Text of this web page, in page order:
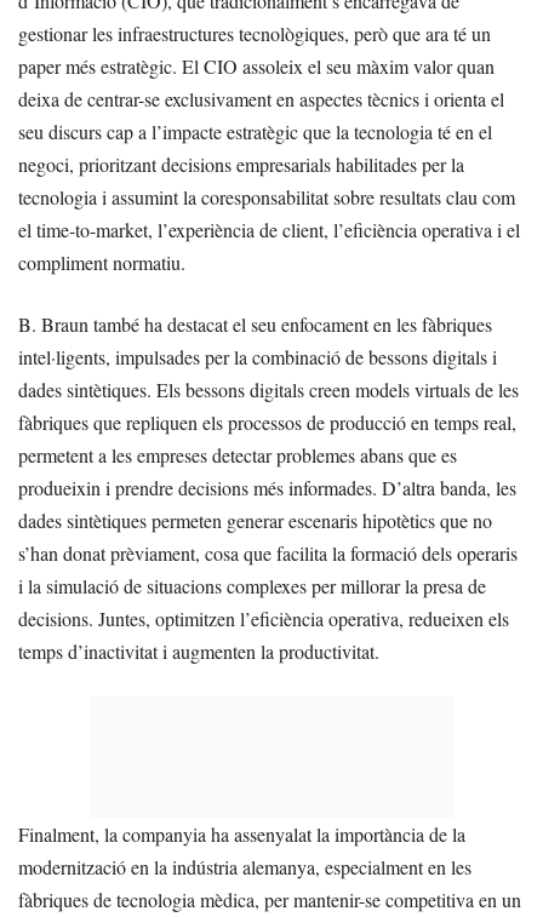
gestionar les infraestructures tecnològiques, però que ara té un
paper més estratègic. El CIO assoleix el seu màxim valor quan
deixa de centrar-se exclusivament en aspectes tècnics i orienta el
seu discurs cap a l’impacte estratègic que la tecnologia té en el
negoci, prioritzant decisions empresarials habilitades per la
tecnologia i assumint la coresponsabilitat sobre resultats clau com
el time-to-market, l’experiència de client, l’eficiència operativa i el
compliment normatiu.
B. Braun també ha destacat el seu enfocament en les fàbriques
intel·ligents, impulsades per la combinació de bessons digitals i
dades sintètiques. Els bessons digitals creen models virtuals de les
fàbriques que repliquen els processos de producció en temps real,
permetent a les empreses detectar problemes abans que es
produeixin i prendre decisions més informades. D’altra banda, les
dades sintètiques permeten generar escenaris hipotètics que no
s’han donat prèviament, cosa que facilita la formació dels operaris
i la simulació de situacions complexes per millorar la presa de
decisions. Juntes, optimitzen l’eficiència operativa, redueixen els
temps d’inactivitat i augmenten la productivitat.
Finalment, la companyia ha assenyalat la importància de la
modernització en la indústria alemanya, especialment en les
fàbriques de tecnologia mèdica, per mantenir-se competitiva en un